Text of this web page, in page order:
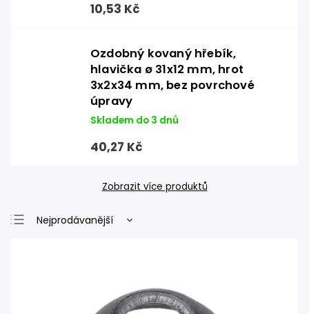
10,53 Kč
Ozdobný kovaný hřebík,
hlavička ø 31x12 mm, hrot
3x2x34 mm, bez povrchové
úpravy
Skladem do 3 dnů
40,27 Kč
Zobrazit více produktů
Nejprodávanější